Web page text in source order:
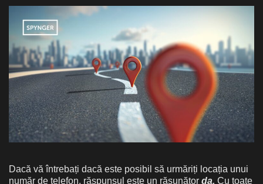
Dacă vă întrebați dacă este posibil să urmăriți locația unui
număr de telefon, răspunsul este un răsunător da. Cu toate